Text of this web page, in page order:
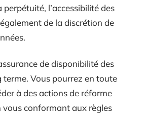
perpétuité, l’accessibilité des
de la discrétion de
de disponibilité des
terme. Vous pourrez en toute
à des actions de réforme
vous conformant aux règles